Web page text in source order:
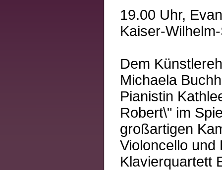
19.00 Uhr,
Kaiser-
Dem
Michaela
Pianistin
Robert\" im
großartigen
Violoncello und
Klavierquartett